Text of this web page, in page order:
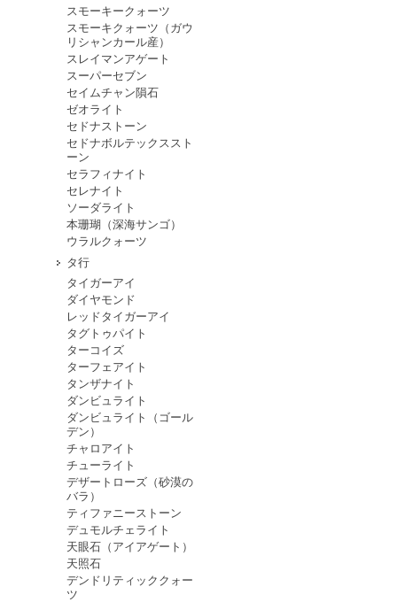
スモーキークォーツ
スモーキクォーツ（ガウ
リシャンカール産）
スレイマンアゲート
スーパーセブン
セイムチャン隕石
ゼオライト
セドナストーン
セドナボルテックススト
ーン
セラフィナイト
セレナイト
ソーダライト
本珊瑚（深海サンゴ）
ウラルクォーツ
タ行
タイガーアイ
ダイヤモンド
レッドタイガーアイ
タグトゥパイト
ターコイズ
ターフェアイト
タンザナイト
ダンビュライト
ダンビュライト（ゴール
デン）
チャロアイト
チューライト
デザートローズ（砂漠の
バラ）
ティファニーストーン
デュモルチェライト
天眼石（アイアゲート）
天照石
デンドリティッククォー
ツ